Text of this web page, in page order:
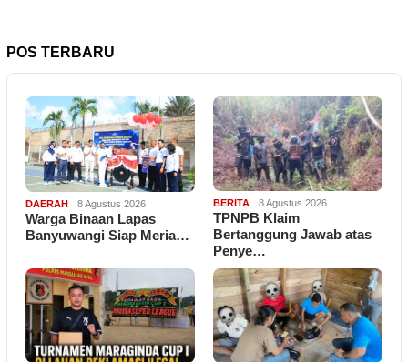
POS TERBARU
DAERAH 8 Agustus 2026
Warga Binaan Lapas
Banyuwangi Siap Meria…
BERITA 8 Agustus 2026
TPNPB Klaim
Bertanggung Jawab atas
Penye…